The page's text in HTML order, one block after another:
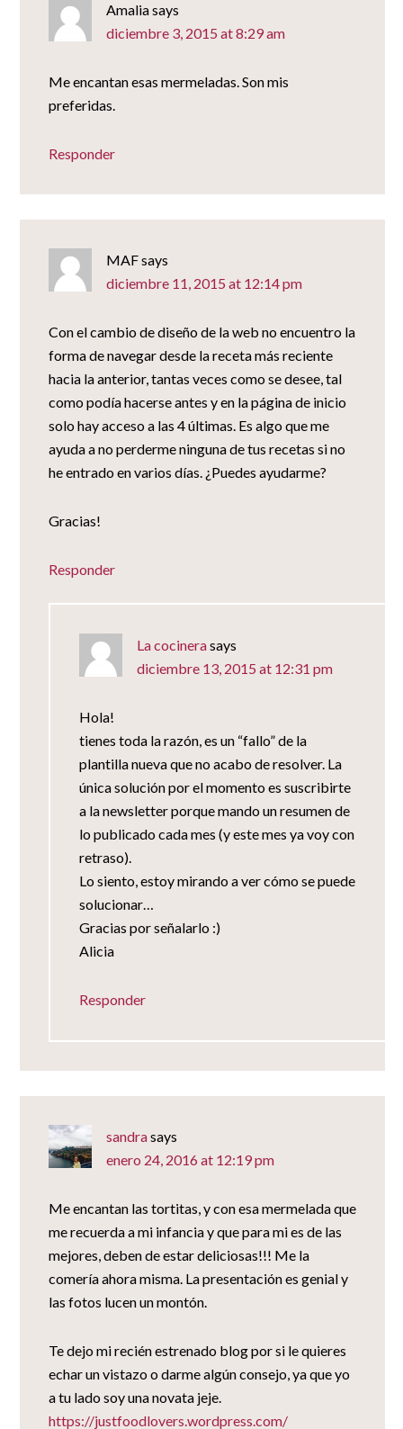
Amaliasays
diciembre 3, 2015 at 8:29 am
Me encantan esas mermeladas. Son mis
preferidas.
Responder
MAFsays
diciembre 11, 2015 at 12:14 pm
Con el cambio de diseño de la web no encuentro la
forma de navegar desde la receta más reciente
hacia la anterior, tantas veces como se desee, tal
como podía hacerse antes y en la página de inicio
solo hay acceso a las 4 últimas. Es algo que me
ayuda a no perderme ninguna de tus recetas si no
he entrado en varios días. ¿Puedes ayudarme?
Gracias!
Responder
La cocinerasays
diciembre 13, 2015 at 12:31 pm
Hola!
tienes toda la razón, es un “fallo” de la
plantilla nueva que no acabo de resolver. La
única solución por el momento es suscribirte
a la newsletter porque mando un resumen de
lo publicado cada mes (y este mes ya voy con
retraso).
Lo siento, estoy mirando a ver cómo se puede
solucionar…
Gracias por señalarlo :)
Alicia
Responder
sandrasays
enero 24, 2016 at 12:19 pm
Me encantan las tortitas, y con esa mermelada que
me recuerda a mi infancia y que para mi es de las
mejores, deben de estar deliciosas!!! Me la
comería ahora misma. La presentación es genial y
las fotos lucen un montón.
Te dejo mi recién estrenado blog por si le quieres
echar un vistazo o darme algún consejo, ya que yo
a tu lado soy una novata jeje.
https://justfoodlovers.wordpress.com/